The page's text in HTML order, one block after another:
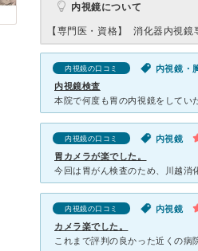
内視鏡について
【専門医・資格】 消化器内視鏡
内視鏡の口コミ 内視鏡・
内視鏡検査
内視鏡の口コミ 内視鏡
胃カメラが楽でした。
内視鏡の口コミ 内視鏡
カメラ楽でした。